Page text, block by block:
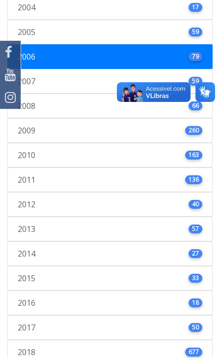
2004 17
2005 59
2006 79
2007 59
2008 66
2009 260
2010 163
2011 136
2012 40
2013 57
2014 27
2015 33
2016 18
2017 50
2018 677